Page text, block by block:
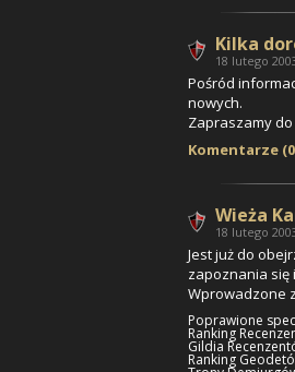
Kilka
18 lutego
Pośród
nowych.
Zapraszamy do
Komentarze
Wieża
18 lutego
Jest już do
zapoznania się
Wprowadzone
Poprawione
Ranking
Gildia
Ranking